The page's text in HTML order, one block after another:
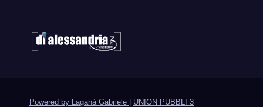
Powered by Laganà Gabriele UNION PUBBLI 3